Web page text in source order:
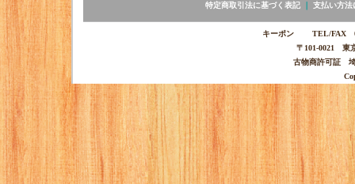
特定商取引法に基づく表記｜ 支払い方法
キーポン TEL/FAX
〒101-0021 東
古物商許可証